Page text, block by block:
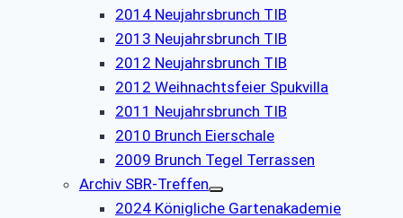
2014 Neujahrsbrunch TIB
2013 Neujahrsbrunch TIB
2012 Neujahrsbrunch TIB
2012 Weihnachtsfeier Spukvilla
2011 Neujahrsbrunch TIB
2010 Brunch Eierschale
2009 Brunch Tegel Terrassen
Archiv SBR-Treffen
2024 Königliche Gartenakademie